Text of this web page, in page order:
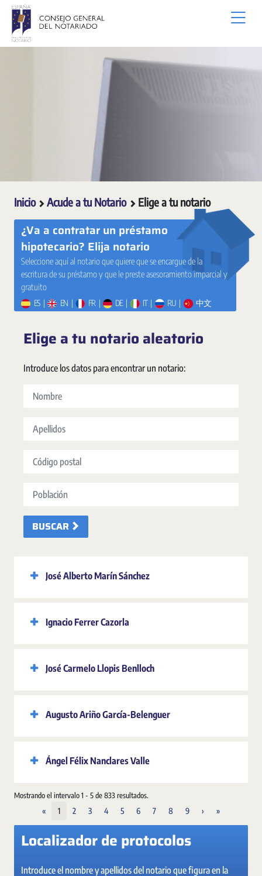
Saltar al contenido principal
Inicio Acude a tu Notario Elige a tu notario
¿Va a contratar un préstamo
hipotecario? Elija notario
Seleccione aquí al notario que quiere que se encargue de la
escritura de su préstamo y que le preste asesoramiento imparcial y
gratuito
ES | EN | FR | DE | IT | RU | 中文
Elige a tu notario aleatorio
Introduce los datos para encontrar un notario:
Apellidos
Código postal
Población
BUSCAR
José Alberto Marín Sánchez
Ignacio Ferrer Cazorla
José Carmelo Llopis Benlloch
Augusto Ariño García-Belenguer
Ángel Félix Nanclares Valle
Mostrando el intervalo 1 - 5 de 833 resultados.
« 1 2 3 4 5 6 7 8 9 › »
Localizador de protocolos
Introduce el nombre y apellidos del notario que figura en la